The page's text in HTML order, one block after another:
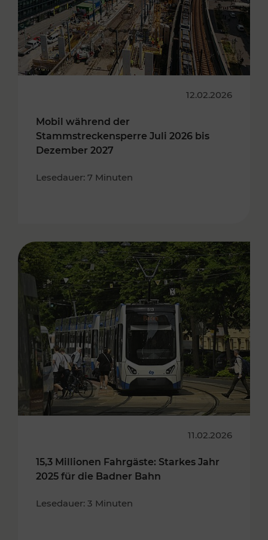
12.02.2026
Mobil während der
Stammstreckensperre Juli 2026 bis
Dezember 2027
Lesedauer: 7 Minuten
11.02.2026
15,3 Millionen Fahrgäste: Starkes Jahr
2025 für die Badner Bahn
Lesedauer: 3 Minuten